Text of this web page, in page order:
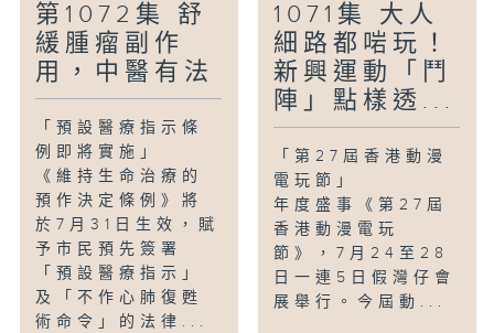
第1072集 舒
緩腫瘤副作
用，中醫有法
「預設醫療指示條
例即將實施」
《維持生命治療的
預作決定條例》將
於7月31日生效，賦
予市民預先簽署
「預設醫療指示」
及「不作心肺復甦
術命令」的法律...
1071集 大人
細路都啱玩！
新興運動「鬥
陣」點樣透...
「第27屆香港動漫
電玩節」
年度盛事《第27屆
香港動漫電玩
節》，7月24至28
日一連5日假灣仔會
展舉行。今屆動...